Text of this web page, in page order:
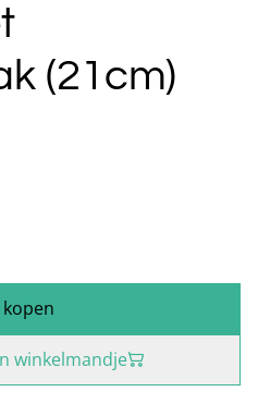
(21cm)
winkelmandje